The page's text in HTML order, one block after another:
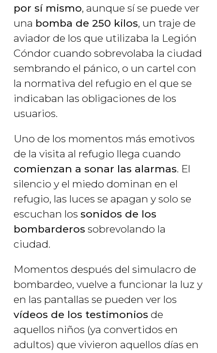
por sí mismo, aunque sí se puede ver
una bomba de 250 kilos, un traje de
aviador de los que utilizaba la Legión
Cóndor cuando sobrevolaba la ciudad
sembrando el pánico, o un cartel con
la normativa del refugio en el que se
indicaban las obligaciones de los
usuarios.
Uno de los momentos más emotivos
de la visita al refugio llega cuando
comienzan a sonar las alarmas. El
silencio y el miedo dominan en el
refugio, las luces se apagan y solo se
escuchan los sonidos de los
bombarderos sobrevolando la
ciudad.
Momentos después del simulacro de
bombardeo, vuelve a funcionar la luz y
en las pantallas se pueden ver los
vídeos de los testimonios de
aquellos niños (ya convertidos en
adultos) que vivieron aquellos días en